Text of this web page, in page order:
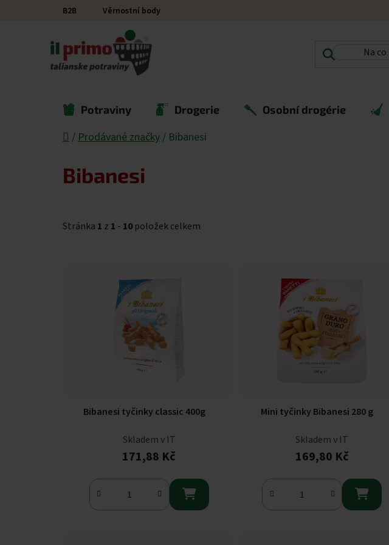
B2B Věrnostní body
Potraviny Drogerie Osobní drogérie
Domů
/ Prodávané značky / Bibanesi
Bibanesi
Stránka 1 z 1 - 10 položek celkem
Bibanesi tyčinky classic 400g
Skladem v IT
171,88 Kč

Mini tyčinky Bibanesi 280 g
Skladem v IT
169,80 Kč
